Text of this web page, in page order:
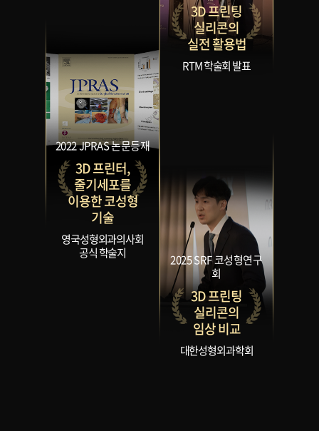
2022 JPRAS 논문등재
3D 프린터,
줄기세포를
이용한 코성형
기술
영국성형외과의사회
공식 학술지
3D 프린팅
실리콘의
실전 활용법
RTM 학술회 발표
2025 SRF 코성형연구
회
3D 프린팅
실리콘의
임상 비교
대한성형외과학회